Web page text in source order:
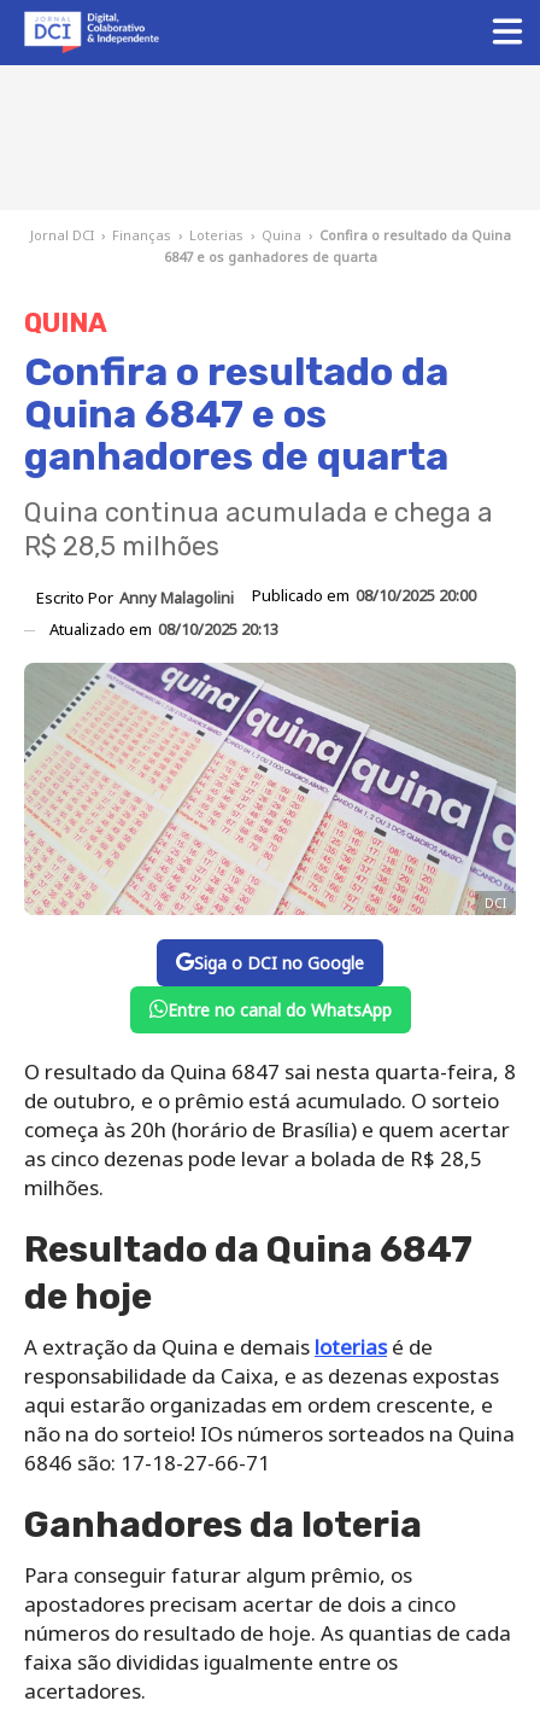
Jornal DCI › Finanças › Loterias › Quina › Confira o resultado da Quina
6847 e os ganhadores de quarta
QUINA
Confira o resultado da
Quina 6847 e os
ganhadores de quarta
Quina continua acumulada e chega a
R$ 28,5 milhões
Escrito Por Anny Malagolini Publicado em 08/10/2025 20:00
Atualizado em 08/10/2025 20:13
DCI
Siga o DCI no Google
Entre no canal do WhatsApp
O resultado da Quina 6847 sai nesta quarta-feira, 8
de outubro, e o prêmio está acumulado. O sorteio
começa às 20h (horário de Brasília) e quem acertar
as cinco dezenas pode levar a bolada de R$ 28,5
milhões.
Resultado da Quina 6847
de hoje
A extração da Quina e demais loteriasé de
responsabilidade da Caixa, e as dezenas expostas
aqui estarão organizadas em ordem crescente, e
não na do sorteio! IOs números sorteados na Quina
6846 são: 17-18-27-66-71
Ganhadores da loteria
Para conseguir faturar algum prêmio, os
apostadores precisam acertar de dois a cinco
números do resultado de hoje. As quantias de cada
faixa são divididas igualmente entre os
acertadores.